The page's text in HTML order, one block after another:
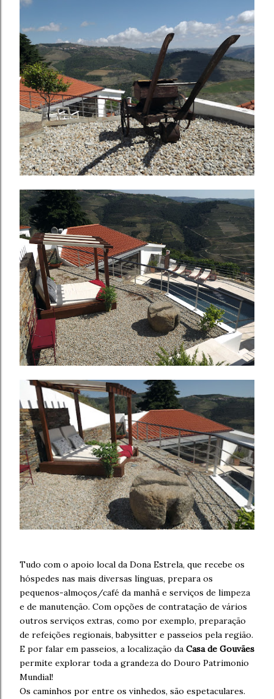
Tudo com o apoio local da Dona Estrela, que recebe os
hóspedes nas mais diversas línguas, prepara os
pequenos-almoços/café da manhã e serviços de limpeza
e de manutenção. Com opções de contratação de vários
outros serviços extras, como por exemplo, preparação
de refeições regionais, babysitter e passeios pela região.
E por falar em passeios, a localização da Casa de Gouvães
permite explorar toda a grandeza do Douro Patrimonio
Mundial!
Os caminhos por entre os vinhedos, são espetaculares.